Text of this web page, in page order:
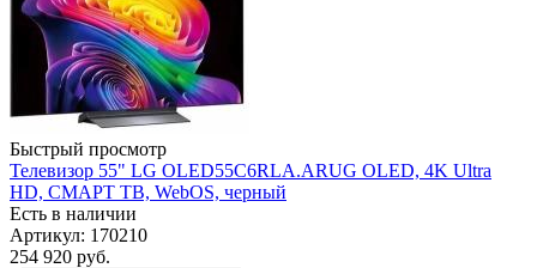
Быстрый просмотр
Телевизор 55" LG OLED55C6RLA.ARUG OLED, 4K Ultra
HD, СМАРТ ТВ, WebOS, черный
Есть в наличии
Артикул: 170210
254 920 руб.